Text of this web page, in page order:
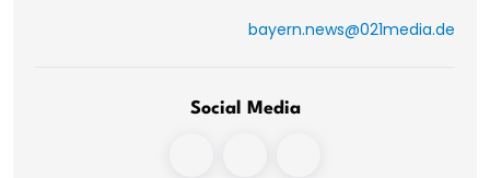
bayern.news@021media.de
Social Media